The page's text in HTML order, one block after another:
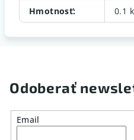
Hmotnosť: 0.1
Odoberať
Email